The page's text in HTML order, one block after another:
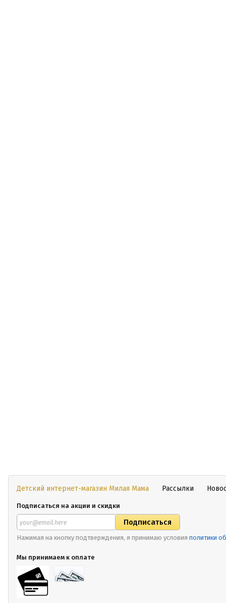
Детский интернет-магазин Милая Мама Рассылки
Подписаться на акции и скидки
Нажимая на кнопку подтверждения, я принимаю условия политики
Мы принимаем к оплате